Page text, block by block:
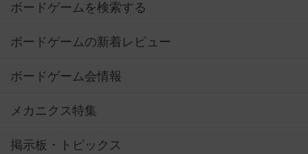
ボードゲームを検索する
ボードゲームの新着レビュー
ボードゲーム会情報
メカニクス特集
掲示板・トピックス